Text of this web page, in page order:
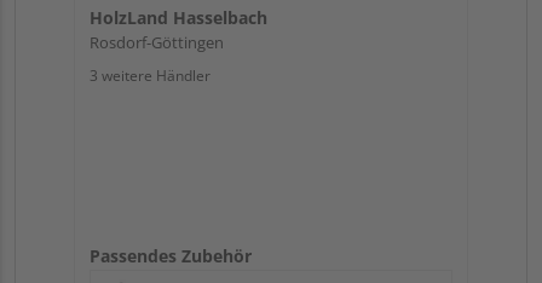
HolzLand Hasselbach
Rosdorf-Göttingen
3 weitere Händler
Passendes Zubehör